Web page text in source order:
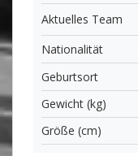
Aktuelles Team
Nationalität
Geburtsort
Gewicht (kg)
Größe (cm)